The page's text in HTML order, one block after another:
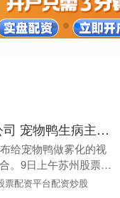
苏州股票配资公司 宠物鸭生病主人给其做雾化，当事人否认以此博流量！禽医：不建议
给宠物鸭做雾化的视
。9日上午苏州股票配
人李女士告诉极目新
票配资平台配资炒股